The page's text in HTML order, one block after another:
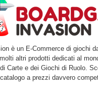
è un E-Commerce di giochi
altri prodotti dedicati al
Carte e dei Giochi di Ruolo.
a prezzi davvero